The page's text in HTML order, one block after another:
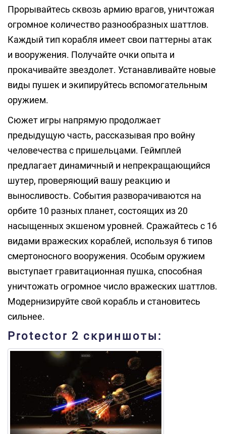
Прорывайтесь сквозь армию врагов, уничтожая
огромное количество разнообразных шаттлов.
Каждый тип корабля имеет свои паттерны атак
и вооружения. Получайте очки опыта и
прокачивайте звездолет. Устанавливайте новые
виды пушек и экипируйтесь вспомогательным
оружием.
Сюжет игры напрямую продолжает
предыдущую часть, рассказывая про войну
человечества с пришельцами. Геймплей
предлагает динамичный и непрекращающийся
шутер, проверяющий вашу реакцию и
выносливость. События разворачиваются на
орбите 10 разных планет, состоящих из 20
насыщенных экшеном уровней. Сражайтесь с 16
видами вражеских кораблей, используя 6 типов
смертоносного вооружения. Особым оружием
выступает гравитационная пушка, способная
уничтожать огромное число вражеских шаттлов.
Модернизируйте свой корабль и становитесь
сильнее.
Protector 2 скриншоты: